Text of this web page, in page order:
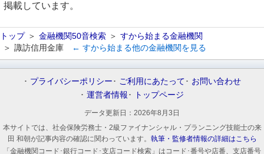
掲載しています。
トップ 金融機関50音検索
すから始まる金融機関
諏訪信用金庫
← すから始まる他の金融機関を見る
プライバシーポリシー ご利用にあたって
お問い合わせ
運営者情報
トップページ
データ更新日： 2026年8月3日
本サイトでは、社会保険労務士・2級ファイナンシャル・プランニング技能士の来
田 和朝が記事内容の確認に関わっています。 執筆・監修者情報の詳細はこちら
「金融機関コード･銀行コード･支店コード検索」はコード･番号や店番、支店番号